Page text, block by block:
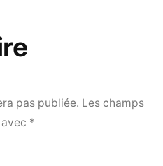
pas publiée. Les champs
*